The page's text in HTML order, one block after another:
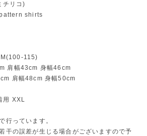
チリコ)
shirts
115)
肩幅43cm 身幅46cm
肩幅48cm 身幅50cm
用 XXL
行っています。
干の誤差が生じる場合がございますので予